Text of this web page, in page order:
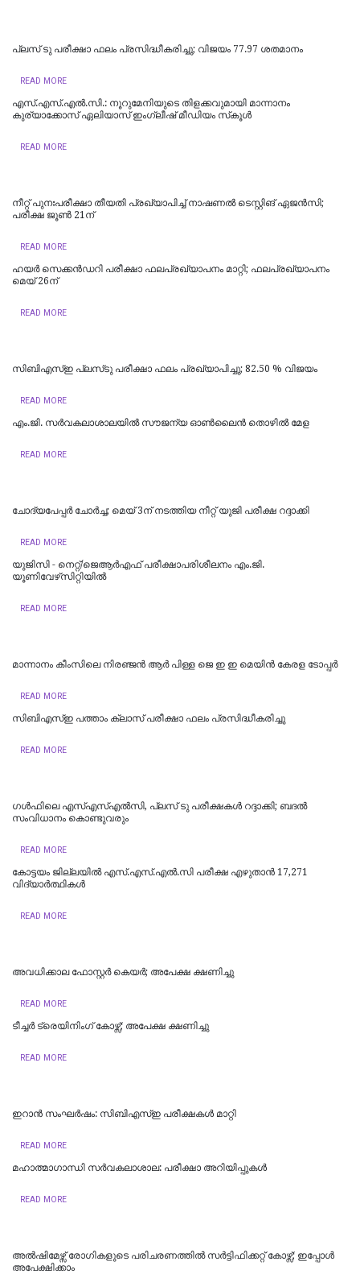
പ്ലസ് ടു പരീക്ഷാ ഫലം പ്രസിദ്ധീകരിച്ചു; വിജയം 77.97 ശതമാനം
READ MORE
എസ്.എസ്.എൽ.സി.: നൂറുമേനിയുടെ തിളക്കവുമായി മാന്നാനം
കുര്യാക്കോസ് ഏലിയാസ് ഇംഗ്ലീഷ് മീഡിയം സ്‌കൂൾ
READ MORE
നീറ്റ് പുനഃപരീക്ഷാ തീയതി പ്രഖ്യാപിച്ച് നാഷണൽ ടെസ്റ്റിങ് ഏജൻസി;
പരീക്ഷ ജൂൺ 21ന്
READ MORE
ഹയർ സെക്കൻഡറി പരീക്ഷാ ഫലപ്രഖ്യാപനം മാറ്റി; ഫലപ്രഖ്യാപനം
മെയ് 26ന്
READ MORE
സിബിഎസ്ഇ പ്ലസ്‌ടു പരീക്ഷാ ഫലം പ്രഖ്യാപിച്ചു; 82.50 % വിജയം
READ MORE
എം.ജി. സർവകലാശാലയിൽ സൗജന്യ ഓണ്‍ലൈന്‍ തൊഴില്‍ മേള
READ MORE
ചോദ്യപേപ്പര്‍ ചോര്‍ച്ച; മെയ് 3ന് നടത്തിയ നീറ്റ് യുജി പരീക്ഷ റദ്ദാക്കി
READ MORE
യുജിസി - നെറ്റ്/ജെആർഎഫ് പരീക്ഷാപരിശീലനം എം.ജി.
യൂണിവേഴ്‌സിറ്റിയില്‍
READ MORE
മാന്നാനം കീംസിലെ നിരഞ്ജൻ ആർ പിള്ള ജെ ഇ ഇ മെയിൻ കേരള ടോപ്പർ
READ MORE
സിബിഎസ്ഇ പത്താം ക്ലാസ് പരീക്ഷാ ഫലം പ്രസിദ്ധീകരിച്ചു
READ MORE
ഗൾഫിലെ എസ്എസ്എൽസി, പ്ലസ് ടു പരീക്ഷകൾ റദ്ദാക്കി; ബദൽ
സംവിധാനം കൊണ്ടുവരും
READ MORE
കോട്ടയം ജില്ലയില്‍ എസ്.എസ്.എല്‍.സി പരീക്ഷ എഴുതാന്‍ 17,271
വിദ്യാര്‍ത്ഥികള്‍
READ MORE
അവധിക്കാല ഫോസ്റ്റര്‍ കെയര്‍; അപേക്ഷ ക്ഷണിച്ചു
READ MORE
ടീച്ചര്‍ ട്രെയിനിംഗ് കോഴ്സ്; അപേക്ഷ ക്ഷണിച്ചു
READ MORE
ഇറാൻ സംഘർഷം: സിബിഎസ്ഇ പരീക്ഷകൾ മാറ്റി
READ MORE
മഹാത്മാഗാന്ധി സർവകലാശാല: പരീക്ഷാ അറിയിപ്പുകൾ
READ MORE
അല്‍ഷിമേഴ്സ് രോഗികളുടെ പരിചരണത്തില്‍ സര്‍ട്ടിഫിക്കറ്റ് കോഴ്സ്; ഇപ്പോള്‍
അപേക്ഷിക്കാം